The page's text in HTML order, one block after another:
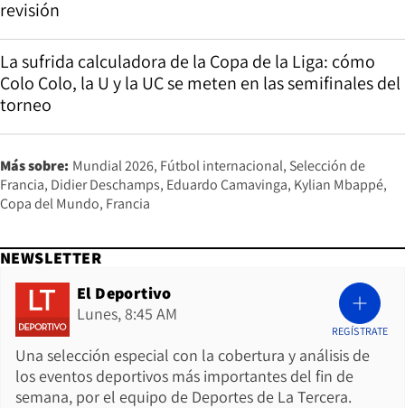
revisión
La sufrida calculadora de la Copa de la Liga: cómo
Colo Colo, la U y la UC se meten en las semifinales del
torneo
Más sobre: Mundial 2026 Fútbol internacional Selección de
Francia Didier Deschamps Eduardo Camavinga Kylian Mbappé
Copa del Mundo Francia
NEWSLETTER
El Deportivo
Lunes, 8:45 AM
Una selección especial con la cobertura y análisis de
los eventos deportivos más importantes del fin de
semana, por el equipo de Deportes de La Tercera.
REGÍSTRATE